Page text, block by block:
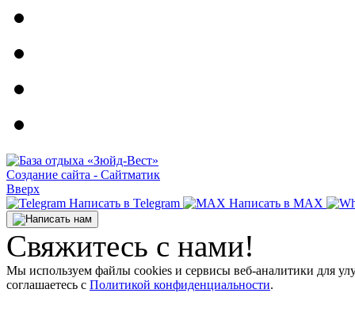
Создание сайта - Сайтматик
Вверх
Написать в Telegram
Написать в MAX
Свяжитесь с нами!
Мы используем файлы cookies и сервисы веб-аналитики для
соглашаетесь с Политикой конфиденциальности.